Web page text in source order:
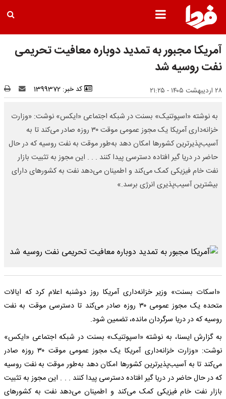
آمریکا مجبور به تمدید دوباره معافیت تحریمی
نفت روسیه شد
۲۸ اردیبهشت ۱۴۰۵ - ۲۱:۲۵ کد خبر: 1399372
به نوشته «اسپوتنیک» بسنت در شبکه اجتماعی «ایکس» نوشت: «وزارت
خزانه‌داری آمریکا یک مجوز عمومی موقت ۳۰ روزه صادر می‌کند تا به
آسیب‌پذیرترین کشورها امکان دهد به‌طور موقت به نفت روسیه که در حال
حاضر در دریا گیر افتاده دسترسی پیدا کنند . . . این مجوز به تثبیت بازار
نفت خام فیزیکی کمک می‌کند و اطمینان می‌دهد نفت به کشورهای دارای
بیشترین آسیب‌پذیری انرژی برسد.»
«اسکات بسنت» وزیر خزانه‌داری آمریکا روز دوشنبه اعلام کرد که ایالات
متحده یک مجوز عمومی ۳۰ روزه صادر می‌کند تا دسترسی موقت به نفت
روسیه که در دریا سرگردان مانده، تضمین شود.
به گزارش ایسنا، به نوشته «اسپوتنیک» بسنت در شبکه اجتماعی «ایکس»
نوشت: «وزارت خزانه‌داری آمریکا یک مجوز عمومی موقت ۳۰ روزه صادر
می‌کند تا به آسیب‌پذیرترین کشورها امکان دهد به‌طور موقت به نفت روسیه
که در حال حاضر در دریا گیر افتاده دسترسی پیدا کنند . . . این مجوز به تثبیت
بازار نفت خام فیزیکی کمک می‌کند و اطمینان می‌دهد نفت به کشورهای